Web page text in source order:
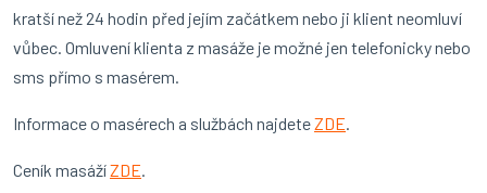
kratší než 24 hodin před jejím začátkem nebo ji klient neomluví
vůbec. Omluvení klienta z masáže je možné jen telefonicky nebo
sms přímo s masérem.
Informace o masérech a službách najdeteZDE
Ceník masážíZDE